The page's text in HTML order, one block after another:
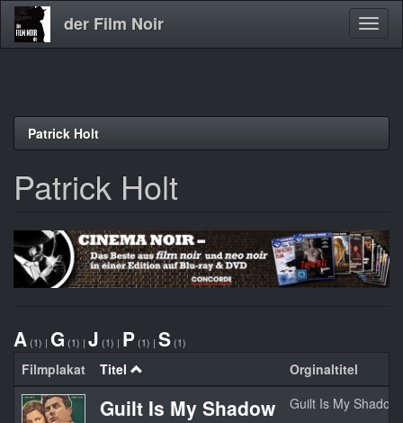
Direkt
der Film Noir
Patrick Holt
Patrick Holt
A (1) | G (1) | J (1) | P (1) | S (1)
Filmplakat Titel Orginaltitel
Guilt Is My Shadow Guilt Is My Shadow